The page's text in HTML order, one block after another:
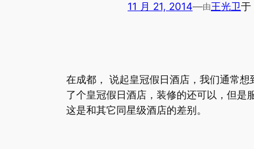
11 月 21, 2014—由王光卫于
在成都， 说起皇冠假日酒店，我们通常
了个皇冠假日酒店，装修的还可以，但是
这是和其它同星级酒店的差别。